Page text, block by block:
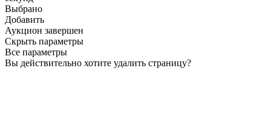
Выбрано
Добавить
Аукцион завершен
Скрыть параметры
Все параметры
Вы действительно хотите удалить страницу?